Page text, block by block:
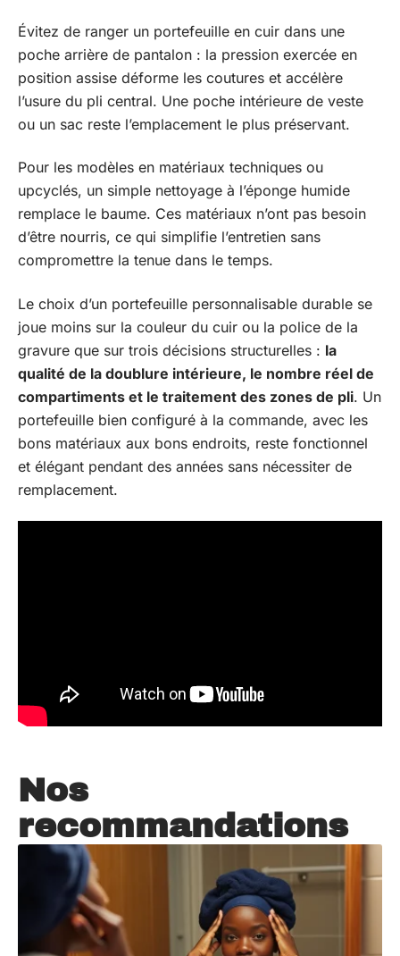
Évitez de ranger un portefeuille en cuir dans une
poche arrière de pantalon : la pression exercée en
position assise déforme les coutures et accélère
l’usure du pli central. Une poche intérieure de veste
ou un sac reste l’emplacement le plus préservant.
Pour les modèles en matériaux techniques ou
upcyclés, un simple nettoyage à l’éponge humide
remplace le baume. Ces matériaux n’ont pas besoin
d’être nourris, ce qui simplifie l’entretien sans
compromettre la tenue dans le temps.
Le choix d’un portefeuille personnalisable durable se
joue moins sur la couleur du cuir ou la police de la
gravure que sur trois décisions structurelles : la
qualité de la doublure intérieure, le nombre réel de
compartiments et le traitement des zones de pli. Un
portefeuille bien configuré à la commande, avec les
bons matériaux aux bons endroits, reste fonctionnel
et élégant pendant des années sans nécessiter de
remplacement.
Nos
recommandations